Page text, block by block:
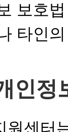
보호
타인
인정
원센터